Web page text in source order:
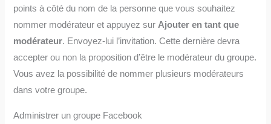
points à côté du nom de la personne que vous souhaitez
nommer modérateur et appuyez sur Ajouter en tant que
modérateur. Envoyez-lui l’invitation. Cette dernière devra
accepter ou non la proposition d’être le modérateur du groupe.
Vous avez la possibilité de nommer plusieurs modérateurs
dans votre groupe.
Administrer un groupe Facebook